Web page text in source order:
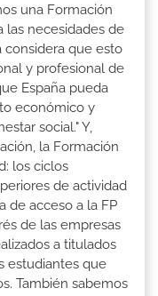
una Formación
las necesidades de
considera que esto
y profesional de
España pueda
económico y
social." Y,
la Formación
los ciclos
de actividad
de acceso a la FP
de las empresas
a titulados
estudiantes que
También sabemos